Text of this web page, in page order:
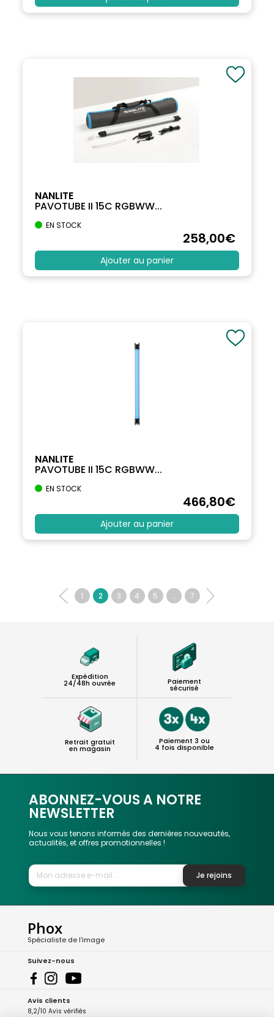
NANLITE
PAVOTUBE II 15C RGBWW...
EN STOCK
258,00€
Ajouter au panier
NANLITE
PAVOTUBE II 15C RGBWW...
EN STOCK
466,80€
Ajouter au panier
1 2 3 4 5 ... 7
Expédition
24/48h ouvrée Paiement
sécurisé
Retrait gratuit
en magasin
Paiement 3 ou
4 fois disponible
ABONNEZ-VOUS A NOTRE
NEWSLETTER
Nous vous tenons informés des dernières nouveautés,
actualités, et offres promotionnelles !
Je rejoins
Phox
Spécialiste de l'image
Suivez-nous
Avis clients
8,2/10 Avis vérifiés